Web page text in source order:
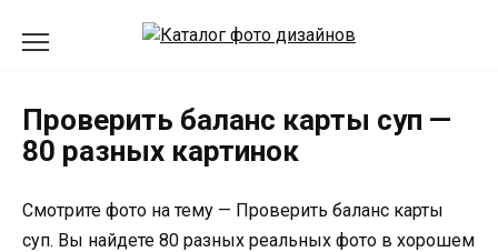
Проверить баланс карты суп —
80 разных картинок
Смотрите фото на тему — Проверить баланс карты
суп. Вы найдете 80 разных реальных фото в хорошем